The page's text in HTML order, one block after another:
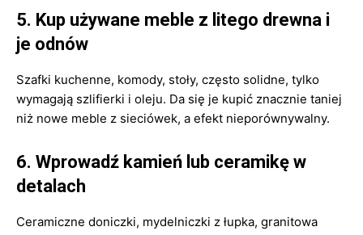
5. Kup używane meble z litego drewna i
je odnów
Szafki kuchenne, komody, stoły, często solidne, tylko
wymagają szlifierki i oleju. Da się je kupić znacznie taniej
niż nowe meble z sieciówek, a efekt nieporównywalny.
6. Wprowadź kamień lub ceramikę w
detalach
Ceramiczne doniczki, mydelniczki z łupka, granitowa